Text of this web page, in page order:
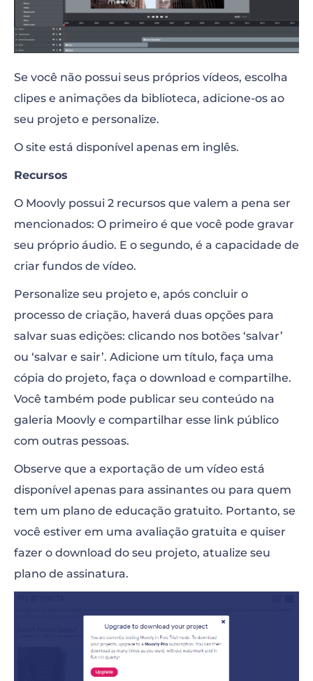
Se você não possui seus próprios vídeos, escolha
clipes e animações da biblioteca, adicione-os ao
seu projeto e personalize.
O site está disponível apenas em inglês.
Recursos
O Moovly possui 2 recursos que valem a pena ser
mencionados: O primeiro é que você pode gravar
seu próprio áudio. E o segundo, é a capacidade de
criar fundos de vídeo.
Personalize seu projeto e, após concluir o
processo de criação, haverá duas opções para
salvar suas edições: clicando nos botões ‘salvar’
ou ‘salvar e sair’. Adicione um título, faça uma
cópia do projeto, faça o download e compartilhe.
Você também pode publicar seu conteúdo na
galeria Moovly e compartilhar esse link público
com outras pessoas.
Observe que a exportação de um vídeo está
disponível apenas para assinantes ou para quem
tem um plano de educação gratuito. Portanto, se
você estiver em uma avaliação gratuita e quiser
fazer o download do seu projeto, atualize seu
plano de assinatura.